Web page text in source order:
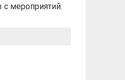
мероприятий.